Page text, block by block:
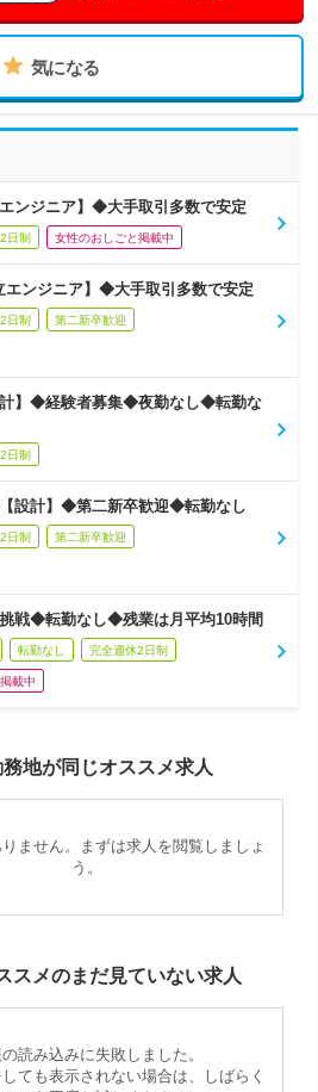
気になる
ンジニア】◆大手取引多数で安定
日制 女性のおしごと掲載中
エンジニア】◆大手取引多数で安定
日制 第二新卒歓迎
計】◆経験者募集◆夜勤なし◆転勤な
日制
設計】◆第二新卒歓迎◆転勤なし
日制 第二新卒歓迎
戦◆転勤なし◆残業は月平均10時間
転勤なし 完全週休2日制
載中
地が同じオススメ求人
ません。まずは求人を閲覧しましょ
う。
スメのまだ見ていない求人
読み込みに失敗しました。
ても表示されない場合は、しばらく